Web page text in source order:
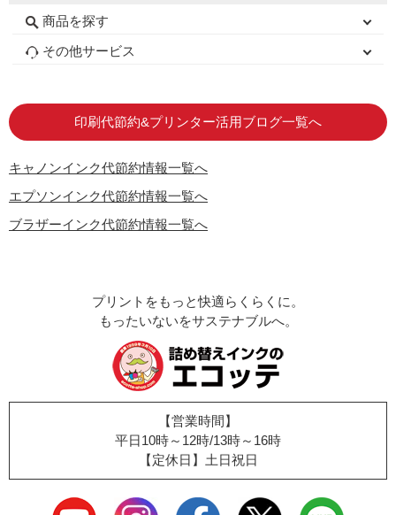
商品を探す
初心者用セット
キャノンインク
エプソンインク
ブラザーインク
詰め替えインク
互換インクボトル
互換インクカートリッジ
再生インクカートリッジ
トナーカートリッジ
その他サービス
印刷代節約&プリンター活用ブログ一覧へ
キャノンインク代節約情報一覧へ
エプソンインク代節約情報一覧へ
ブラザーインク代節約情報一覧へ
プリントをもっと快適らくらくに。
もったいないをサステナブルへ。
【営業時間】
平日10時～12時/13時～16時
【定休日】土日祝日